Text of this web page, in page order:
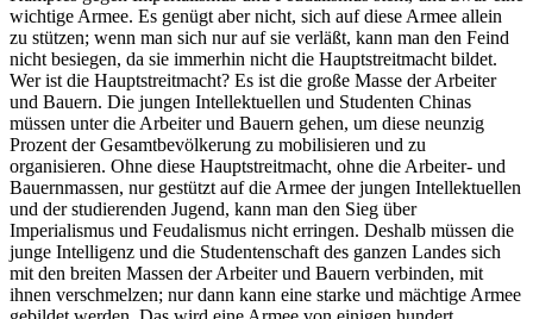
wichtige Armee. Es genügt aber nicht, sich auf diese Armee allein
zu stützen; wenn man sich nur auf sie verläßt, kann man den Feind
nicht besiegen, da sie immerhin nicht die Hauptstreitmacht bildet.
Wer ist die Hauptstreitmacht? Es ist die große Masse der Arbeiter
und Bauern. Die jungen Intellektuellen und Studenten Chinas
müssen unter die Arbeiter und Bauern gehen, um diese neunzig
Prozent der Gesamtbevölkerung zu mobilisieren und zu
organisieren. Ohne diese Hauptstreitmacht, ohne die Arbeiter- und
Bauernmassen, nur gestützt auf die Armee der jungen Intellektuellen
und der studierenden Jugend, kann man den Sieg über
Imperialismus und Feudalismus nicht erringen. Deshalb müssen die
junge Intelligenz und die Studentenschaft des ganzen Landes sich
mit den breiten Massen der Arbeiter und Bauern verbinden, mit
ihnen verschmelzen; nur dann kann eine starke und mächtige Armee